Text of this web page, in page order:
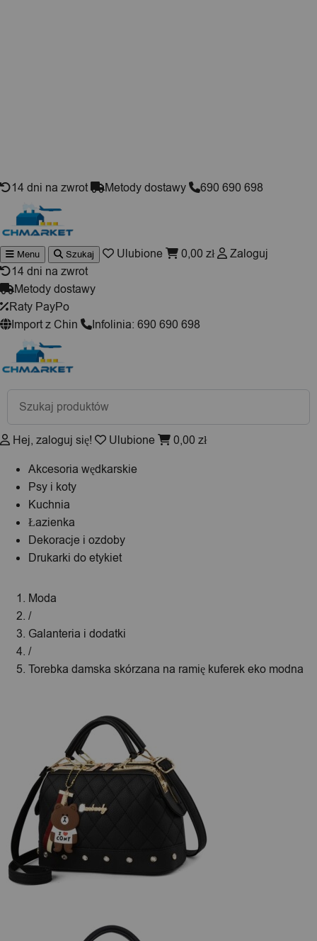
14 dni na zwrot Metody dostawy 690 690 698
Wyszukiwarka
produktów
Menu Szukaj Ulubione 0,00 zł
Zaloguj
14 dni na zwrot
Metody dostawy
Raty PayPo
Import z Chin
Infolinia: 690 690 698
Wyszukiwarka
produktów
Hej, zaloguj się! Ulubione 0,00 zł
Akcesoria wędkarskie
Psy i koty
Kuchnia
Łazienka
Dekoracje i ozdoby
Drukarki do etykiet
Moda
/
Galanteria i dodatki
/
Torebka damska skórzana na ramię kuferek eko modna